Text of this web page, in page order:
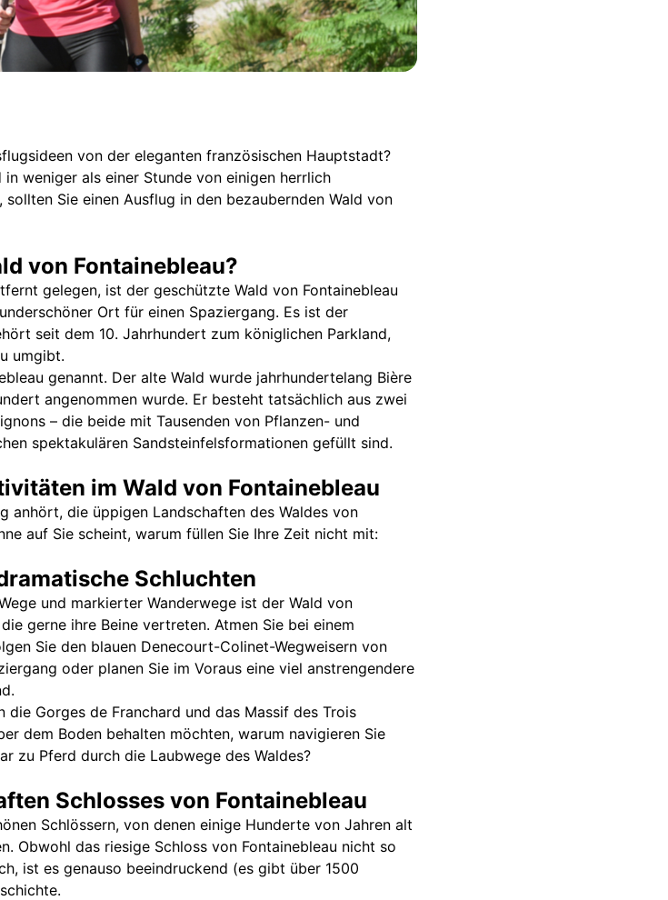
von der eleganten französischen Hauptstadt?
weniger als einer Stunde von einigen herrlich
Sie einen Ausflug in den bezaubernden Wald von
von Fontainebleau?
gelegen, ist der geschützte Wald von Fontainebleau
Ort für einen Spaziergang. Es ist der
seit dem 10. Jahrhundert zum königlichen Parkland,
umgibt.
genannt. Der alte Wald wurde jahrhundertelang Bière
angenommen wurde. Er besteht tatsächlich aus zwei
– die beide mit Tausenden von Pflanzen- und
spektakulären Sandsteinfelsformationen gefüllt sind.
im Wald von Fontainebleau
anhört, die üppigen Landschaften des Waldes von
auf Sie scheint, warum füllen Sie Ihre Zeit nicht mit:
Schluchten
und markierter Wanderwege ist der Wald von
gerne ihre Beine vertreten. Atmen Sie bei einem
Sie den blauen Denecourt-Colinet-Wegweisern von
oder planen Sie im Voraus eine viel anstrengendere
Gorges de Franchard und das Massif des Trois
dem Boden behalten möchten, warum navigieren Sie
zu Pferd durch die Laubwege des Waldes?
Schlosses von Fontainebleau
Schlössern, von denen einige Hunderte von Jahren alt
Obwohl das riesige Schloss von Fontainebleau nicht so
ist es genauso beeindruckend (es gibt über 1500